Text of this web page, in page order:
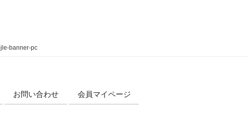
banner-pc
お問い合わせ 会員マイページ